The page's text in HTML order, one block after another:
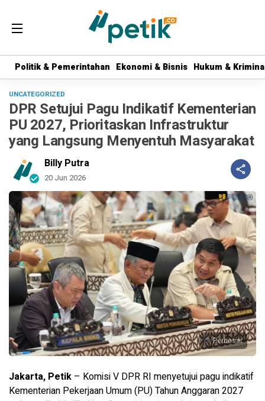
Politik & Pemerintahan Ekonomi & Bisnis Hukum &
Politik & Pemerintahan Ekonomi & Bisnis Hukum &
UNCATEGORIZED
DPR Setujui Pagu Indikatif Kementerian
PU 2027, Prioritaskan Infrastruktur
yang Langsung Menyentuh Masyarakat
Billy Putra
20 Jun 2026
Perbesar
Jakarta, Petik – Komisi V DPR RI menyetujui pagu indikatif
Kementerian Pekerjaan Umum (PU) Tahun Anggaran 2027